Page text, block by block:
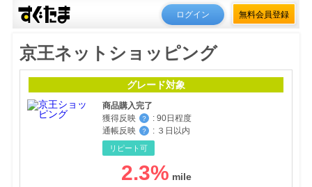
ログイン 無料会員登録
京王ネットショッピング
グレード対象
商品購入完了
獲得反映
？ : 90日程度
通帳反映
？ : ３日以内
リピート可
2.3%